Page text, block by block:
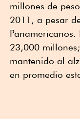
millones de
2011, a pesar
23,000
mantenido al
en promedio